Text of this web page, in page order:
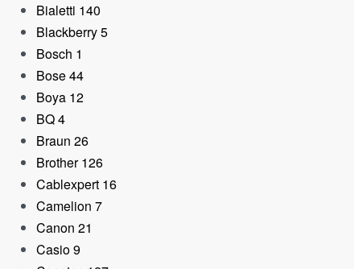
Bialetti 140
Blackberry5
Bosch 1
Bose44
Boya 12
BQ4
Braun 26
Brother 126
Cablexpert 16
Camelion 7
Canon 21
Casio9